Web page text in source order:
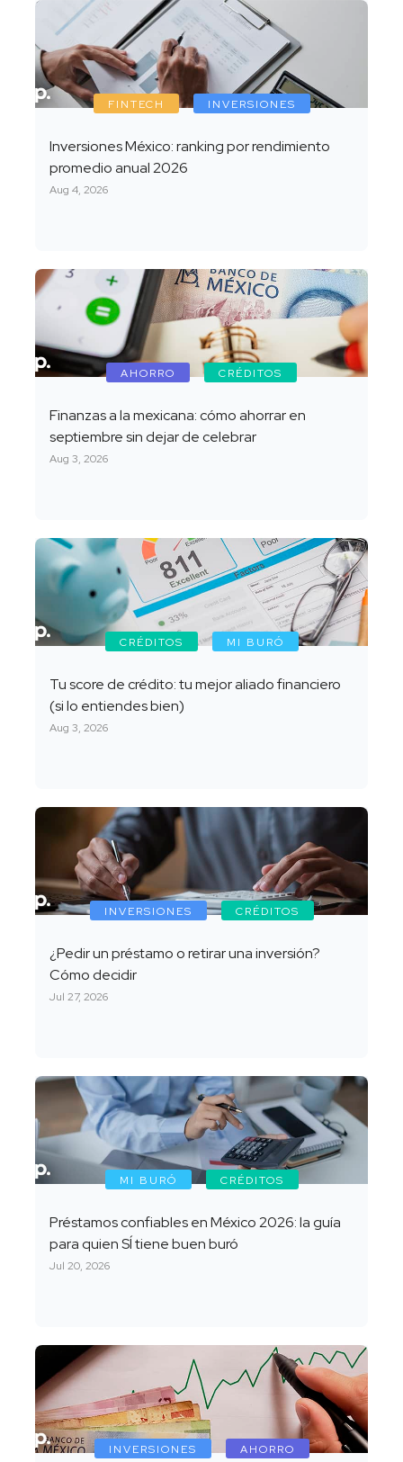
FINTECH INVERSIONES
Inversiones México: ranking por rendimiento
promedio anual 2026
Aug 4, 2026
AHORRO CRÉDITOS
Finanzas a la mexicana: cómo ahorrar en
septiembre sin dejar de celebrar
Aug 3, 2026
CRÉDITOS MI BURÓ
Tu score de crédito: tu mejor aliado financiero
(si lo entiendes bien)
Aug 3, 2026
INVERSIONES CRÉDITOS
¿Pedir un préstamo o retirar una inversión?
Cómo decidir
Jul 27, 2026
MI BURÓ CRÉDITOS
Préstamos confiables en México 2026: la guía
para quien SÍ tiene buen buró
Jul 20, 2026
INVERSIONES AHORRO